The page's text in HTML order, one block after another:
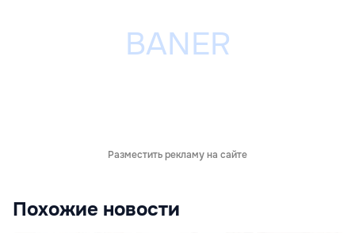
Разместить рекламу на сайте
Похожие новости